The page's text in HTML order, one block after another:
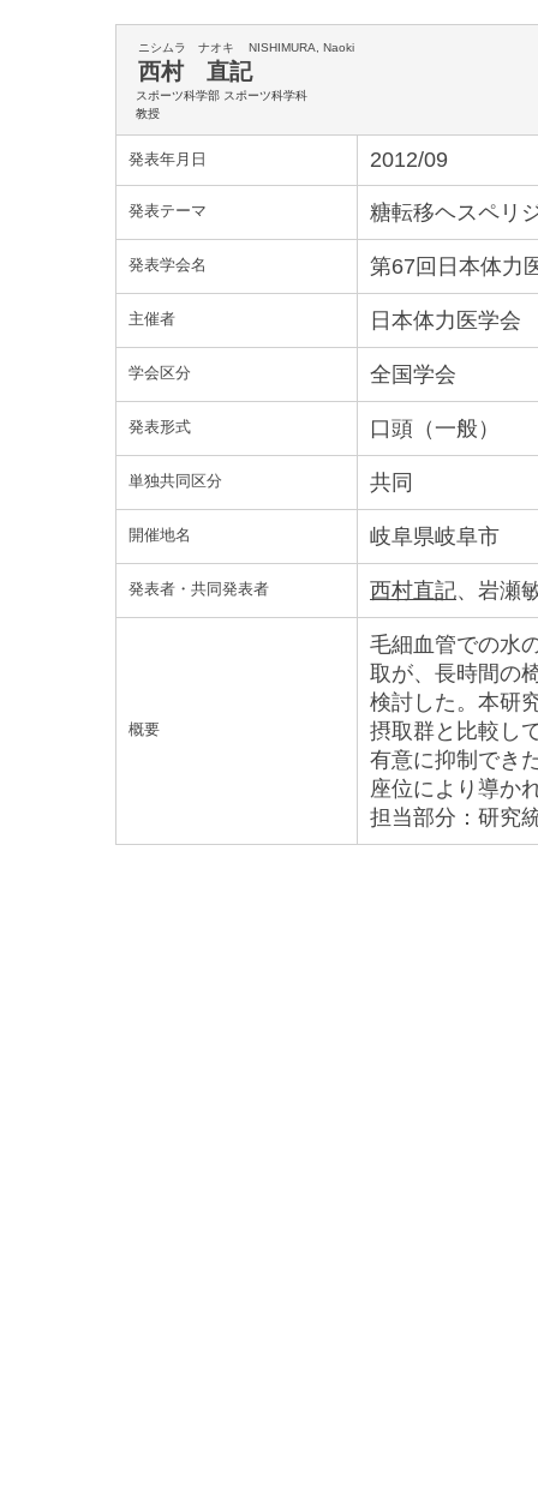
ニシムラ ナオキ NISHIMURA, Naoki
西村 直記
スポーツ科学部 スポーツ科学科
教授
発表年月日 2012/09
発表テーマ 糖転移ヘスペリ
発表学会名 第67回日本体力
主催者 日本体力医学会
学会区分 全国学会
発表形式 口頭（一般）
単独共同区分 共同
開催地名 岐阜県岐阜市
発表者・共同発表者 西村直記、岩瀬
概要
毛細血管での水
取が、長時間の
検討した。本研
摂取群と比較し
有意に抑制でき
座位により導か
担当部分：研究